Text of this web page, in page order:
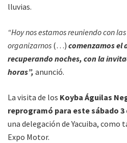
lluvias.
“Hoy nos estamos reuniendo con
organizarnos (…) comenzamos el
recuperando noches, con la
horas”, anunció.
La visita de los Koyba Águilas
reprogramó para este sábado
una delegación de Yacuiba,
Expo Motor.